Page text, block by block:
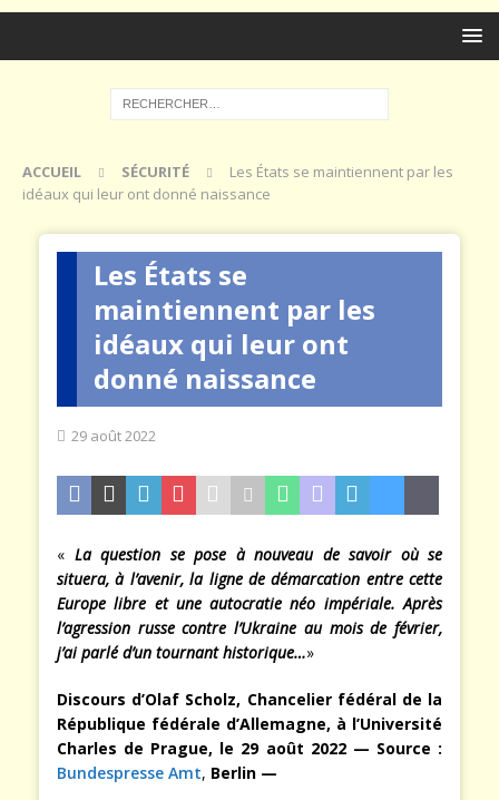
ACCUEIL SÉCURITÉ
Les États se maintiennent par les
idéaux qui leur ont donné naissance
Les États se
maintiennent par les
idéaux qui leur ont
donné naissance
29 août 2022
« La question se pose à nouveau de savoir où se
situera, à l’avenir, la ligne de démarcation entre cette
Europe libre et une autocratie néo impériale. Après
l’agression russe contre l’Ukraine au mois de février,
j’ai parlé d’un tournant historique…»
Discours d’Olaf Scholz, Chancelier fédéral de la
République fédérale d’Allemagne, à l’Université
Charles de Prague, le 29 août 2022 — Source :
Bundespresse Amt, Berlin —